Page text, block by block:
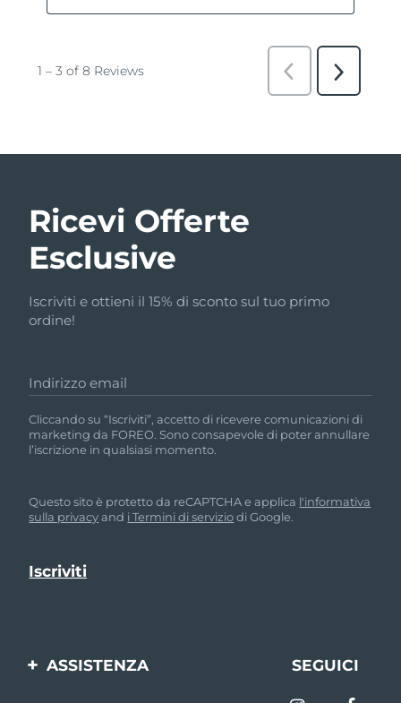
Ricevi Offerte
Esclusive
Iscriviti e ottieni il 15% di sconto sul tuo primo
ordine!
Indirizzo email
Cliccando su “Iscriviti”, accetto di ricevere comunicazioni di
marketing da FOREO. Sono consapevole di poter annullare
l’iscrizione in qualsiasi momento.
Questo sito è protetto da reCAPTCHA e applica l'informativa
sulla privacyand i Termini di serviziodi Google.
ASSISTENZA SEGUICI